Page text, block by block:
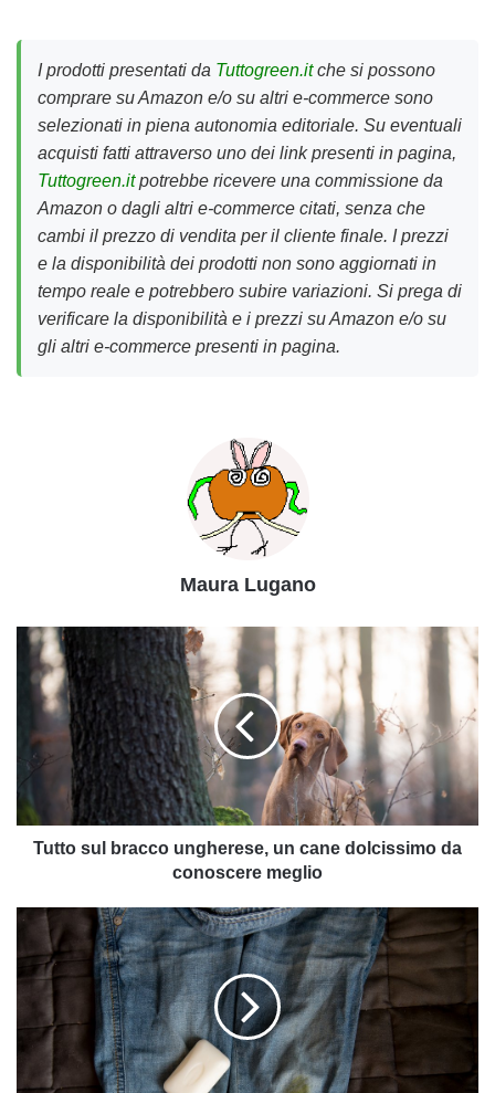
I prodotti presentati da Tuttogreen.itche si possono
comprare su Amazon e/o su altri e-commerce sono
selezionati in piena autonomia editoriale. Su eventuali
acquisti fatti attraverso uno dei link presenti in pagina,
Tuttogreen.itpotrebbe ricevere una commissione da
Amazon o dagli altri e-commerce citati, senza che
cambi il prezzo di vendita per il cliente finale. I prezzi
e la disponibilità dei prodotti non sono aggiornati in
tempo reale e potrebbero subire variazioni. Si prega di
verificare la disponibilità e i prezzi su Amazon e/o su
gli altri e-commerce presenti in pagina.
Maura Lugano
Tutto
bracco
ungherese,
cane
dolcissimo
da
conoscere
meglio
Tutto sul bracco ungherese, un cane dolcissimo da
conoscere meglio
Ecco
come
trattare
efficacemente
alcuni
tipi
di
macchie